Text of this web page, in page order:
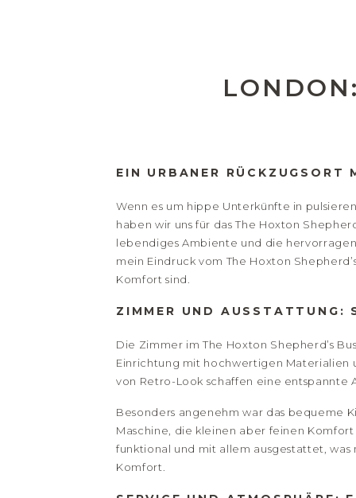
EIN URBANER RÜCKZUGSORT
Wenn es um hippe Unterkünfte in
haben wir uns für das The Hoxton
lebendiges Ambiente und die
mein Eindruck vom The Hoxton
Komfort sind.
ZIMMER UND AUSSTATTUNG:
Die Zimmer im The Hoxton Shepherd’s
Einrichtung mit hochwertigen Materialien
von Retro-Look schaffen eine entspannte
Besonders angenehm war das bequeme
Maschine, die kleinen aber feinen
funktional und mit allem ausgestattet,
Komfort.